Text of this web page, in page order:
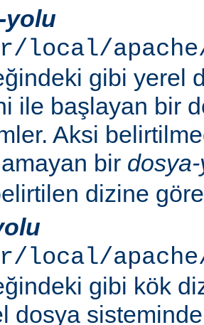
yolu
local/
gibi yerel
ile başlayan bir
Aksi
bir
dizine göre
local/
gibi kök
dosya